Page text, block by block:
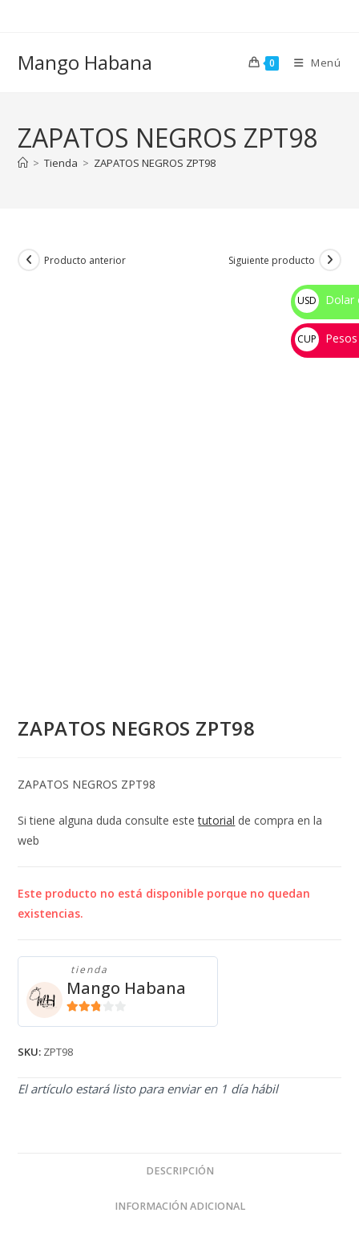
Mango Habana 0 Menú
ZAPATOS NEGROS ZPT98
> Tienda > ZAPATOS NEGROS ZPT98
Producto anterior Siguiente producto
ZAPATOS NEGROS ZPT98
ZAPATOS NEGROS ZPT98
Si tiene alguna duda consulte estetutorial de compra en la
web
Este producto no está disponible porque no quedan
existencias.
tienda
Mango Habana
SKU: ZPT98
El artículo estará listo para enviar en 1 día hábil
DESCRIPCIÓN
INFORMACIÓN ADICIONAL
USD
$
Dolar
CUP
💰
Pesos